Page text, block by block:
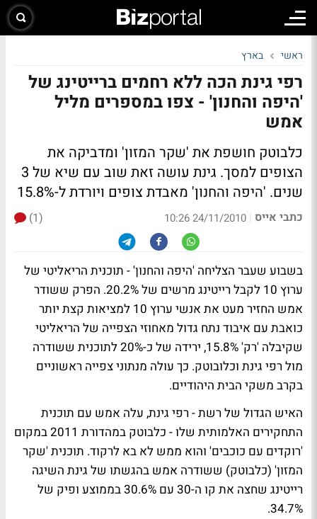
ראשי בארץ
רפי גינת הכה ללא רחמים ברייטינג של
'היפה והחנון' - צפו במספרים מליל
אמש
כלבוטק חושפת את 'שקר המזון' ומדביקה את
הצופים למסך. גינת עושה זאת שוב עם שיא של 3
שנים. 'היפה והחנון' מאבדת צופים ויורדת ל-15.8%
כתבי אייס |
24/11/2010 10:26
(1)
בשבוע שעבר הצליחה 'היפה והחנון' - תוכנית הריאליטי של
ערוץ 10 לקבל רייטינג מרשים של 20.2%. הפרק ששודר
אמש החזיר מעט את אנשי ערוץ 10 למציאות קצת יותר
כואבת עם איבוד נתח גדול מאחוזי הצפייה של הריאליטי
שקיבלה 'רק' 15.8%, ירידה של כ-20% לתוכנית ששודרה
מול רפי גינת וכלובוטק. כך עולה מנתוני צפייה ראשוניים
בקרב משקי הבית היהודיים.
האיש הגדול של רשת - רפי גינת, עלה אמש עם תוכנית
התחקירים האלמותית שלו - כלבוטק במהדורת 2011 במקום
'רוקדים עם כוכבים' והוא ממש לא בא לרקוד. תוכנית 'שקר
המזון' (כלבוטק) ששודרה אמש בהגשתו של גינת השיגה
רייטינג שחצה את קו ה-30 עם 30.6% בממוצע ופיק של
34.7%.